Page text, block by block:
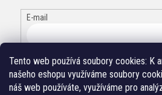
Tento web používá soubory cookies: K
našeho eshopu využíváme soubory
náš web používáte, využíváme pro
E-mail